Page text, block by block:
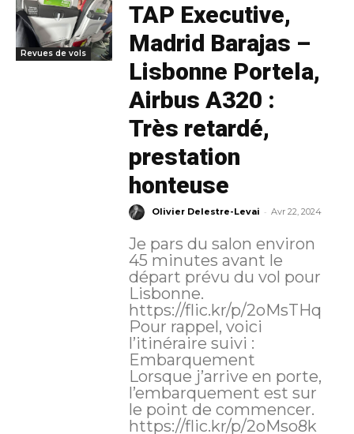
Revues de vols
TAP Executive,
Madrid Barajas –
Lisbonne Portela,
Airbus A320 :
Très retardé,
prestation
honteuse
Olivier Delestre-Levai - Avr 22, 2024
Je pars du salon environ
45 minutes avant le
départ prévu du vol pour
Lisbonne.
https://flic.kr/p/2oMsTHq
Pour rappel, voici
l’itinéraire suivi :
Embarquement
Lorsque j’arrive en porte,
l’embarquement est sur
le point de commencer.
https://flic.kr/p/2oMso8k